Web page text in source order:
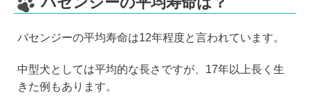
バセンジーの平均寿命は12年程度と言われています。
中型犬としては平均的な長さですが、17年以上長く生
きた例もあります。